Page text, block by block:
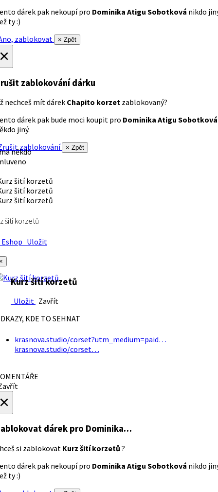
dárek pak nekoupí pro Dominika Atigu Sobotková nikdo
ty :)
zablokovat
× Zpět
zablokování dárku
nechceš mít dárek Chapito korzet zablokovaný?
dárek pak bude moci koupit pro Dominika Atigu Sobotková
jiný.
zablokování
× Zpět
někdo
šití korzetů
Uložit
Kurz šití korzetů
Uložit Zavřít
KDE TO SEHNAT
krasnova.studio/corset?utm_medium=paid…
krasnova.studio/corset…
dárek pro Dominika…
si zablokovat Kurz šití korzetů ?
dárek pak nekoupí pro Dominika Atigu Sobotková nikdo
ty :)